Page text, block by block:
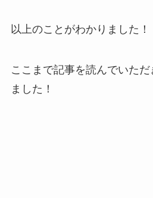
バい！
しない理
以上のことがわかりました！
ここまで記事を読んでいた
ました！